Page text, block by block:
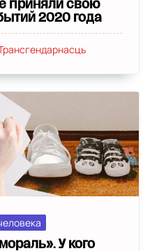
приняли свою
2020 года
У кого